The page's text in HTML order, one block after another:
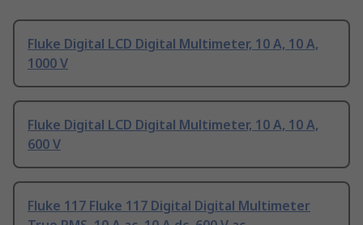
Fluke Digital LCD Digital Multimeter, 10 A, 10 A,
1000 V
Fluke Digital LCD Digital Multimeter, 10 A, 10 A,
600 V
Fluke 117 Fluke 117 Digital Digital Multimeter